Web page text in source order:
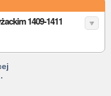
1409-1411